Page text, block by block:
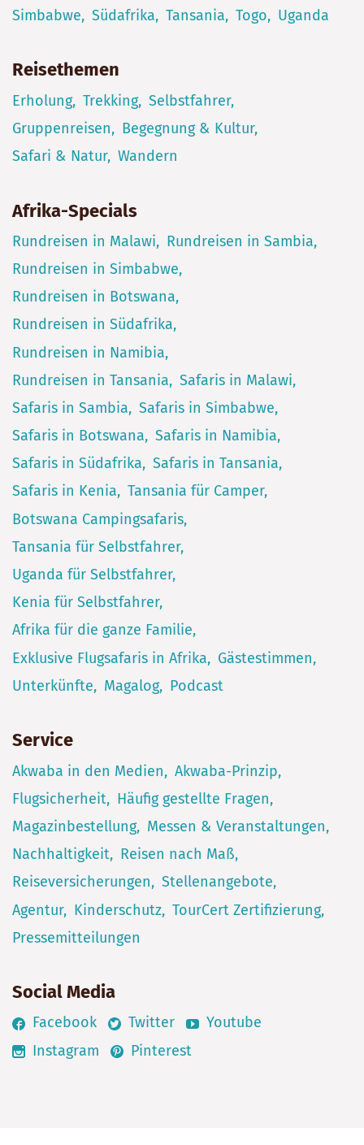
Simbabwe
Südafrika Tansania Togo Uganda
Reisethemen
Erholung Trekking Selbstfahrer
Gruppenreisen
Begegnung & Kultur
Safari & Natur Wandern
Afrika-Specials
Rundreisen in Malawi
Rundreisen in Sambia
Rundreisen in Simbabwe
Rundreisen in Botswana
Rundreisen in Südafrika
Rundreisen in Namibia
Rundreisen in Tansania
Safaris in Malawi
Safaris in Sambia
Safaris in Simbabwe
Safaris in Botswana
Safaris in Namibia
Safaris in Südafrika
Safaris in Tansania
Safaris in Kenia
Tansania für Camper
Botswana Campingsafaris
Tansania für Selbstfahrer
Uganda für Selbstfahrer
Kenia für Selbstfahrer
Afrika für die ganze Familie
Exklusive Flugsafaris in Afrika
Gästestimmen
Unterkünfte
Magalog Podcast
Service
Akwaba in den Medien
Akwaba-Prinzip
Flugsicherheit
Häufig gestellte Fragen
Magazinbestellung
Messen & Veranstaltungen
Nachhaltigkeit
Reisen nach Maß
Reiseversicherungen
Stellenangebote
Agentur
Kinderschutz TourCert Zertifizierung
Pressemitteilungen
Social Media
Facebook Twitter
Youtube
Instagram
Pinterest